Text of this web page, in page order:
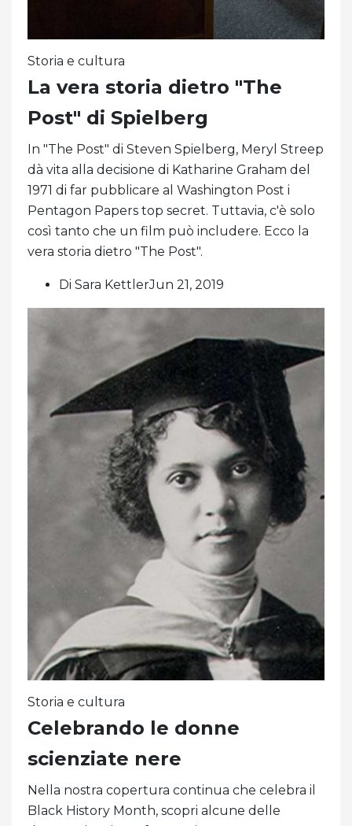
Storia e cultura
La vera storia dietro "The
Post" di Spielberg
In "The Post" di Steven Spielberg, Meryl Streep
dà vita alla decisione di Katharine Graham del
1971 di far pubblicare al Washington Post i
Pentagon Papers top secret. Tuttavia, c'è solo
così tanto che un film può includere. Ecco la
vera storia dietro "The Post".
Di Sara KettlerJun 21, 2019
Storia e cultura
Celebrando le donne
scienziate nere
Nella nostra copertura continua che celebra il
Black History Month, scopri alcune delle